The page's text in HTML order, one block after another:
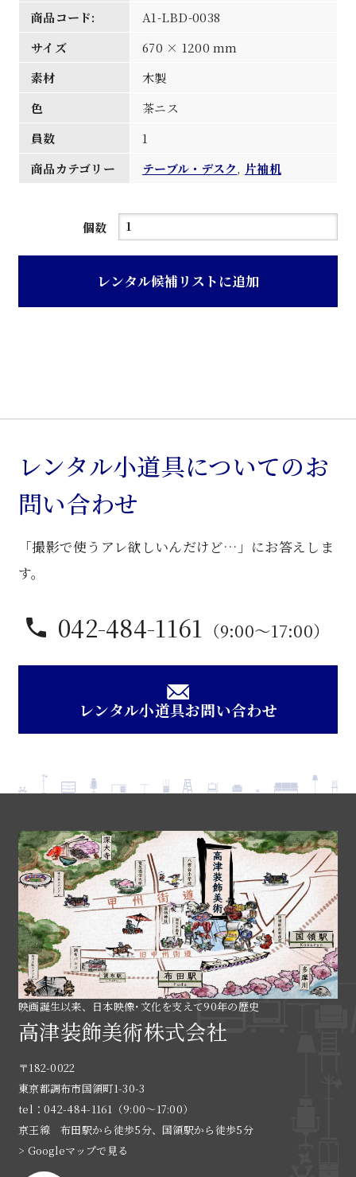
商品コード:
A1-LBD-0038
サイズ
670 × 1200 mm
素材
木製
色
茶ニス
員数
1
商品カテゴリー
テーブル・デスク, 片袖机
個数
茶
塗
ィ
ン
グ
個
レンタル候補リストに追加
レンタル小道具についてのお
問い合わせ
「撮影で使うアレ欲しいんだけど…」にお答えしま
す。
042-484-1161 （9:00〜17:00）
レンタル小道具お問い合わせ
映画誕生以来、日本映像･文化を支えて90年の歴史
高津装飾美術株式会社
〒182-0022
東京都調布市国領町1-30-3
tel：042-484-1161（9:00〜17:00）
京王線 布田駅から徒歩5分、国領駅から徒歩5分
> Googleマップで見る